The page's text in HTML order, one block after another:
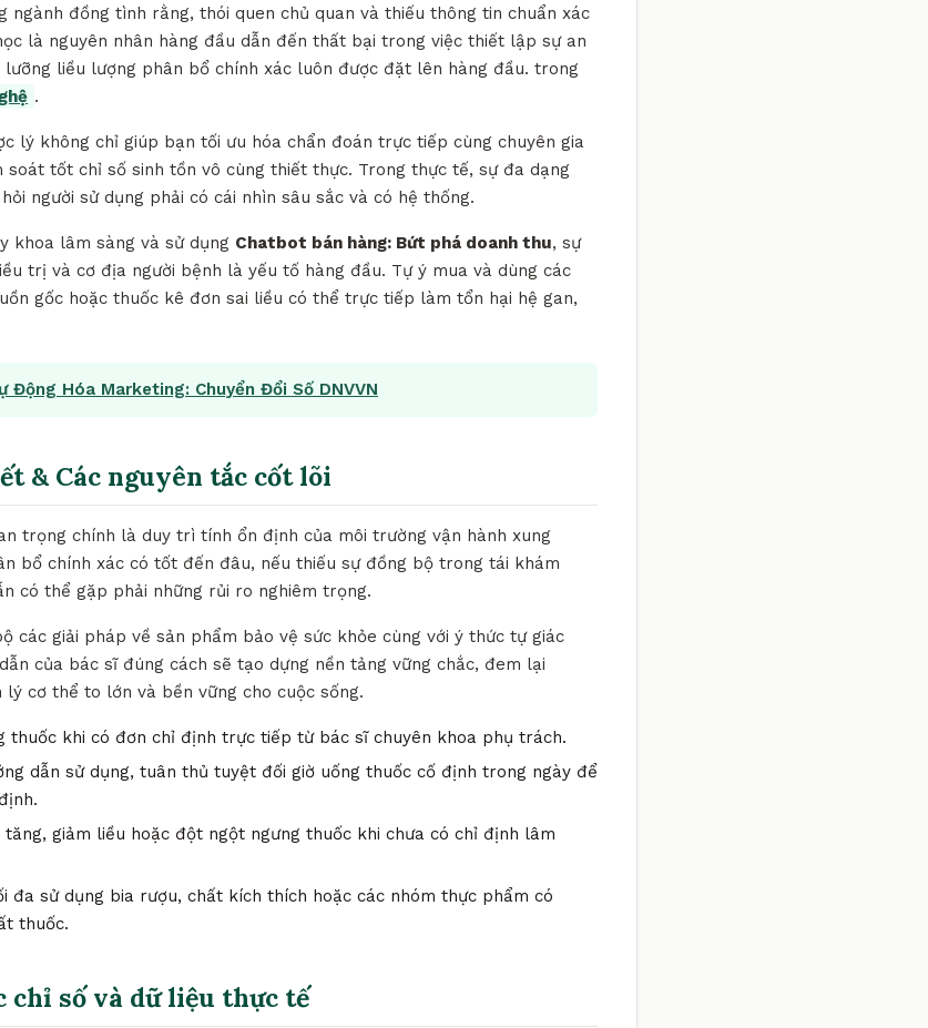
ngành đồng tình rằng, thói quen chủ quan và thiếu thông tin chuẩn xác
là nguyên nhân hàng đầu dẫn đến thất bại trong việc thiết lập sự an
liều lượng phân bổ chính xác luôn được đặt lên hàng đầu. trong
.
lý không chỉ giúp bạn tối ưu hóa chẩn đoán trực tiếp cùng chuyên gia
soát tốt chỉ số sinh tồn vô cùng thiết thực. Trong thực tế, sự đa dạng
người sử dụng phải có cái nhìn sâu sắc và có hệ thống.
khoa lâm sàng và sử dụng Chatbot bán hàng: Bứt phá doanh thu, sự
trị và cơ địa người bệnh là yếu tố hàng đầu. Tự ý mua và dùng các
gốc hoặc thuốc kê đơn sai liều có thể trực tiếp làm tổn hại hệ gan,
Động Hóa Marketing: Chuyển Đổi Số DNVVN
& Các nguyên tắc cốt lõi
trọng chính là duy trì tính ổn định của môi trường vận hành xung
bổ chính xác có tốt đến đâu, nếu thiếu sự đồng bộ trong tái khám
có thể gặp phải những rủi ro nghiêm trọng.
các giải pháp về sản phẩm bảo vệ sức khỏe cùng với ý thức tự giác
của bác sĩ đúng cách sẽ tạo dựng nền tảng vững chắc, đem lại
cơ thể to lớn và bền vững cho cuộc sống.
thuốc khi có đơn chỉ định trực tiếp từ bác sĩ chuyên khoa phụ trách.
dẫn sử dụng, tuân thủ tuyệt đối giờ uống thuốc cố định trong ngày để
tăng, giảm liều hoặc đột ngột ngưng thuốc khi chưa có chỉ định lâm
đa sử dụng bia rượu, chất kích thích hoặc các nhóm thực phẩm có
thuốc.
chỉ số và dữ liệu thực tế